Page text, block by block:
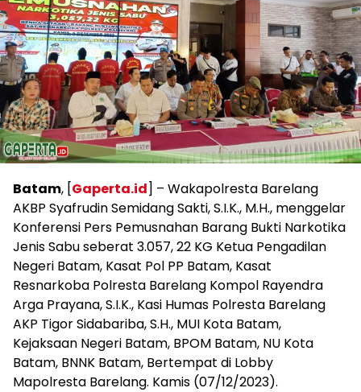
Batam, [Gaperta.id] – Wakapolresta Barelang
AKBP Syafrudin Semidang Sakti, S.I.K., M.H., menggelar
Konferensi Pers Pemusnahan Barang Bukti Narkotika
Jenis Sabu seberat 3.057, 22 KG Ketua Pengadilan
Negeri Batam, Kasat Pol PP Batam, Kasat
Resnarkoba Polresta Barelang Kompol Rayendra
Arga Prayana, S.I.K., Kasi Humas Polresta Barelang
AKP Tigor Sidabariba, S.H., MUI Kota Batam,
Kejaksaan Negeri Batam, BPOM Batam, NU Kota
Batam, BNNK Batam, Bertempat di Lobby
Mapolresta Barelang. Kamis (07/12/2023).